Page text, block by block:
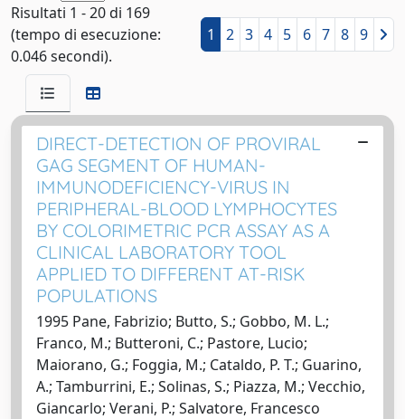
Risultati 1 - 20 di 169
(tempo di esecuzione:
0.046 secondi).
1 2 3 4 5 6 7 8 9
DIRECT-DETECTION OF PROVIRAL
GAG SEGMENT OF HUMAN-
IMMUNODEFICIENCY-VIRUS IN
PERIPHERAL-BLOOD LYMPHOCYTES
BY COLORIMETRIC PCR ASSAY AS A
CLINICAL LABORATORY TOOL
APPLIED TO DIFFERENT AT-RISK
POPULATIONS
1995 Pane, Fabrizio; Butto, S.; Gobbo, M. L.;
Franco, M.; Butteroni, C.; Pastore, Lucio;
Maiorano, G.; Foggia, M.; Cataldo, P. T.; Guarino,
A.; Tamburrini, E.; Solinas, S.; Piazza, M.; Vecchio,
Giancarlo; Verani, P.; Salvatore, Francesco